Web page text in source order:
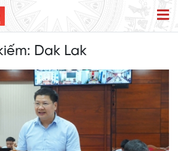
Dak Lak